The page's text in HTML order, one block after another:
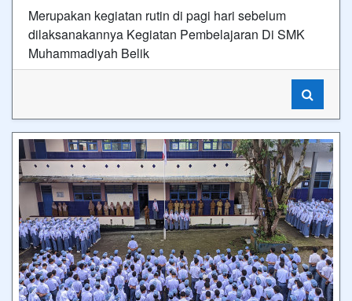
Upacara Bendera 5 Jan 2026
Upacara Bendera Hari Pertama Masuk Semester
genap 2025/2026